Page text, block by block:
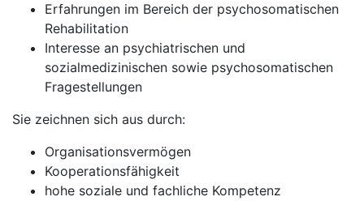
Erfahrungen im Bereich der psychosomatischen
Rehabilitation
Interesse an psychiatrischen und
sozialmedizinischen sowie psychosomatischen
Fragestellungen
Sie zeichnen sich aus durch:
Organisationsvermögen
Kooperationsfähigkeit
hohe soziale und fachliche Kompetenz